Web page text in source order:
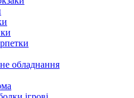
обладнання